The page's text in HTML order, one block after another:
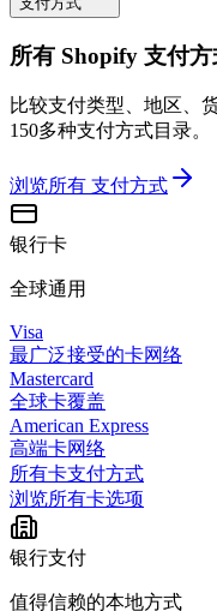
所有 Shopify 支付方
比较支付类型、地区、
150多种支付方式目录。
浏览所有 支付方式
银行卡
全球通用
Visa
最广泛接受的卡网络
Mastercard
全球卡覆盖
American Express
高端卡网络
所有卡支付方式
浏览所有卡选项
银行支付
值得信赖的本地方式